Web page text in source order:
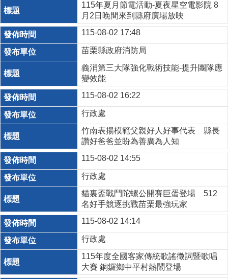
115年夏月節電活動-夏夜星空電影院 8
月2日晚間來到縣府廣場放映
115-08-02 17:48
苗栗縣政府消防局
義消第三大隊強化戰術技能-提升團隊應
變效能
115-08-02 16:22
行政處
竹南表揚模範父親好人好事代表 縣長
讚好爸爸並盼為善廣為人知
115-08-02 14:55
行政處
貓裏盃戰鬥陀螺公開賽巨蛋登場 512
名好手競逐挑戰苗栗最強玩家
115-08-02 14:14
行政處
115年度全國客家傳統歌謠徵詞暨歌唱
大賽 銅鑼鄉中平村熱鬧登場